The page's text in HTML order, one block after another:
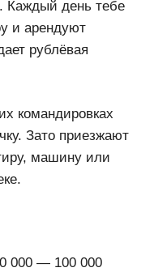
Каждый день тебе
и арендуют
рублёвая
командировках
Зато приезжают
машину или
000 — 100 000